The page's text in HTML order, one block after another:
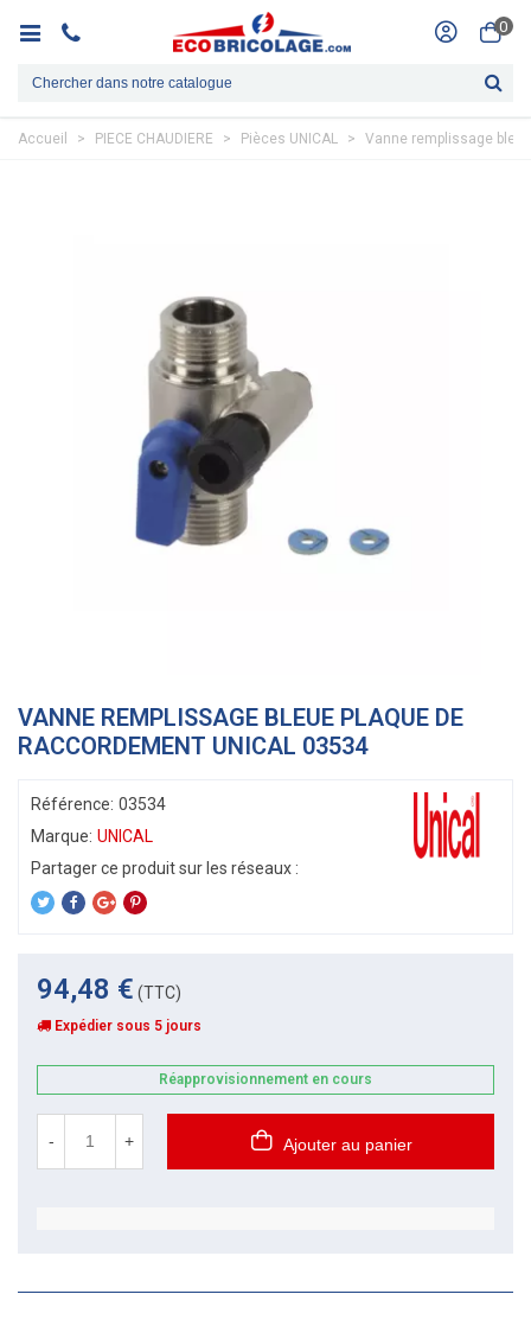
0
Accueil > PIECE CHAUDIERE > Pièces UNICAL > Vanne remplissage
VANNE REMPLISSAGE BLEUE PLAQUE DE
RACCORDEMENT UNICAL 03534
Référence: 03534
Marque: UNICAL
94,48 € (TTC)
Expédier sous 5 jours
Réapprovisionnement en cours
- + Ajouter au panier